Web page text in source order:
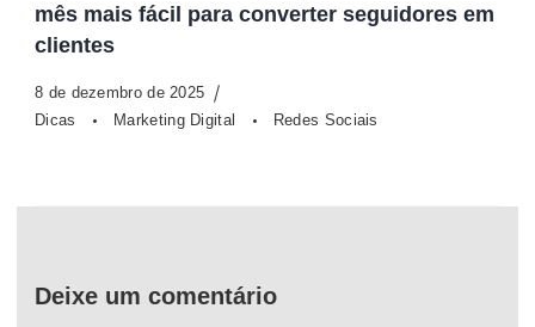
mês mais fácil para converter seguidores em
clientes
8 de dezembro de 2025
Dicas
Marketing Digital Redes Sociais
Deixe um comentário